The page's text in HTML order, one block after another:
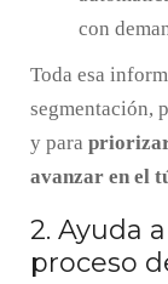
con
Toda esa
segmentación,
y para priorizar
avanzar en el
2. Ayuda
proceso